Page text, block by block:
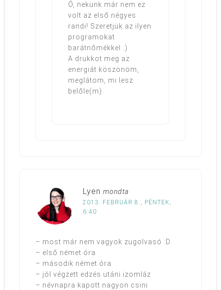
Ó, nekünk már nem ez
volt az első négyes
randi! Szeretjük az ilyen
programokat
barátnőmékkel :)
A drukkot meg az
energiát köszönöm,
meglátom, mi lesz
belőle(m).
Lyen mondta
2013. FEBRUÁR 8., PÉNTEK,
6:40
– most már nem vagyok zugolvasó :D
– első német óra
– második német óra
– jól végzett edzés utáni izomláz
– névnapra kapott nagyon csini